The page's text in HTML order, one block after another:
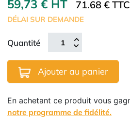
59,73 € HT 71.68 € TTC
DÉLAI SUR DEMANDE
Quantité
Ajouter au panier
En achetant ce produit vous
notre programme de fidélité.